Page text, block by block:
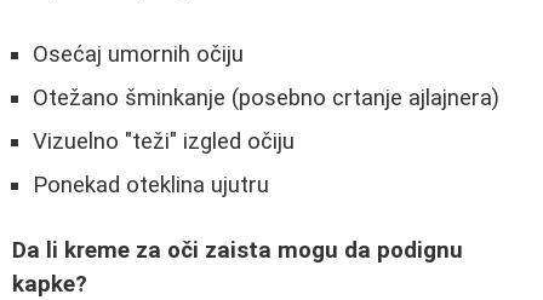
Osećaj umornih očiju
Otežano šminkanje (posebno crtanje ajlajnera)
Vizuelno "teži" izgled očiju
Ponekad oteklina ujutru
Da li kreme za oči zaista mogu da podignu
kapke?